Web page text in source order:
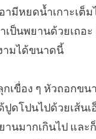
มีหยดน้ำเกาะเต็
ป็นพยานด้วยเถอะ
ามได้ขนาดนี้
เขื่อง ๆ หัวถอกข
ดโปนไปด้วยเส้น
นมากเกินไป และ